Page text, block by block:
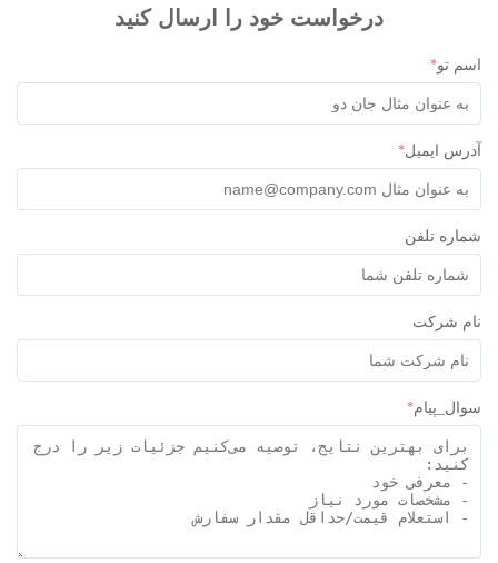
درخواست خود را ارسال کنید
تو*
ایمیل *
تلفن
شرکت
*